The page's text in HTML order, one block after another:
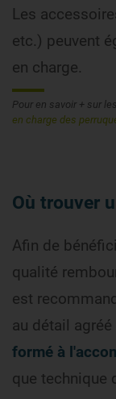
Les
etc.) peuvent
en charge.
Pour en savoir + sur
en charge des
Où trouver
Afin de
qualité
est
au détail
formé à
que technique